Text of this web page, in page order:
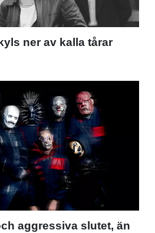
ner av kalla tårar
aggressiva slutet, än